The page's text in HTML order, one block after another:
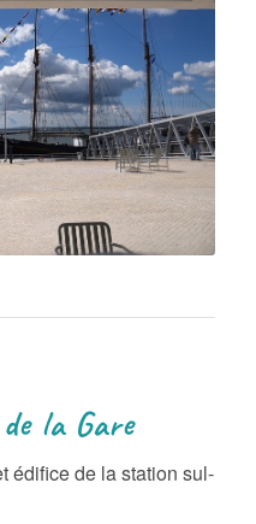
la Gare
édifice de la station sul-